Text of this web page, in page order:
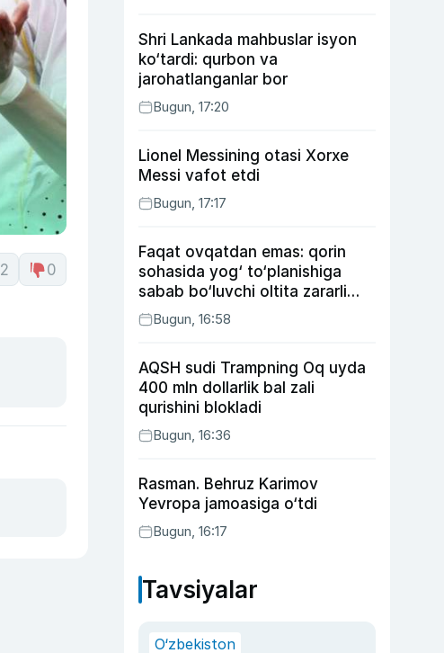
2 0
Shri Lankada mahbuslar isyon
ko‘tardi: qurbon va
jarohatlanganlar bor
Bugun, 17:20
Lionel Messining otasi Xorxe
Messi vafot etdi
Bugun, 17:17
Faqat ovqatdan emas: qorin
sohasida yog‘ to‘planishiga
sabab bo‘luvchi oltita zararli
odatBugun, 16:58
AQSH sudi Trampning Oq uyda
400 mln dollarlik bal zali
qurishini blokladi
Bugun, 16:36
Rasman. Behruz Karimov
Yevropa jamoasiga o‘tdi
Bugun, 16:17
Tavsiyalar
O‘zbekiston